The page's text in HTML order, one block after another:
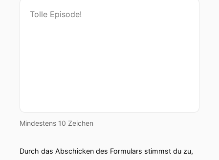
Mindestens 10 Zeichen
Durch das Abschicken des Formulars stimmst du zu,